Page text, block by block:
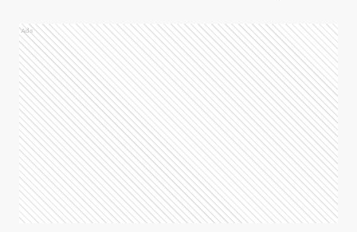
Ads